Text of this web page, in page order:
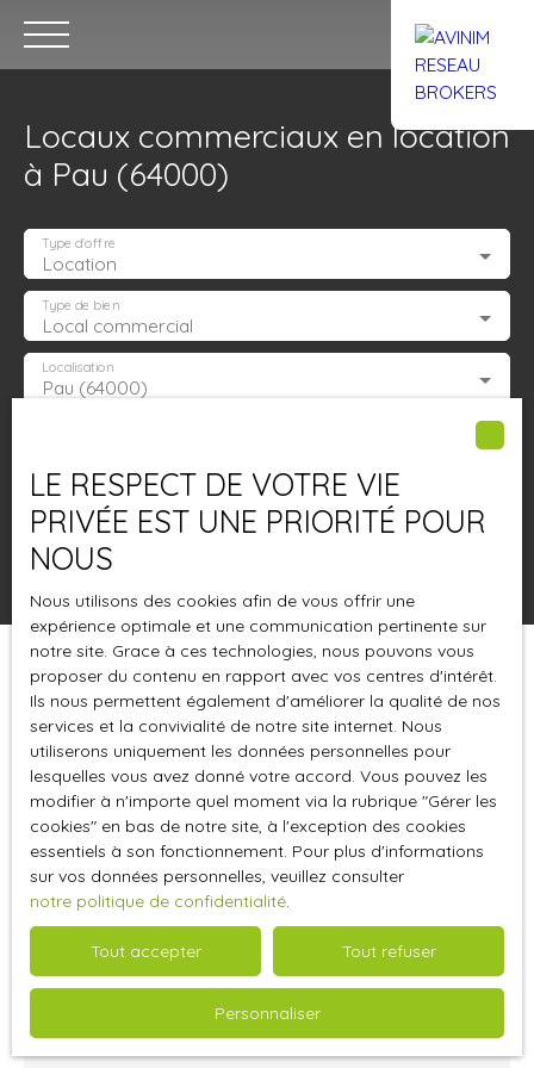
Accueil Acheter Trouver un
Estimation
Locaux commerciaux en location
à Pau (64000)
Location
Type d'offre
Local commercial
Type de bien
Pau (64000)
Localisation
Surface min (m²)
Pertinence
Trier par Créer une alerte
€ /mois HT HC
LE RESPECT DE VOTRE VIE
PRIVÉE EST UNE PRIORITÉ POUR
NOUS
Nous utilisons des cookies afin de vous offrir une
expérience optimale et une communication pertinente sur
notre site. Grace à ces technologies, nous pouvons vous
proposer du contenu en rapport avec vos centres d'intérêt.
Ils nous permettent également d'améliorer la qualité de nos
services et la convivialité de notre site internet. Nous
utiliserons uniquement les données personnelles pour
lesquelles vous avez donné votre accord. Vous pouvez les
modifier à n'importe quel moment via la rubrique ″Gérer les
cookies″ en bas de notre site, à l'exception des cookies
essentiels à son fonctionnement. Pour plus d'informations
sur vos données personnelles, veuillez consulter
notre politique de confidentialité.
Tout accepter Tout refuser
Personnaliser